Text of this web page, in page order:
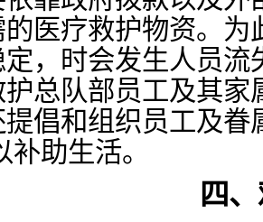
的医疗救护物资。
定，时会发生人员流
护总队部员工及其
提倡和组织员工及
补助生活。
四